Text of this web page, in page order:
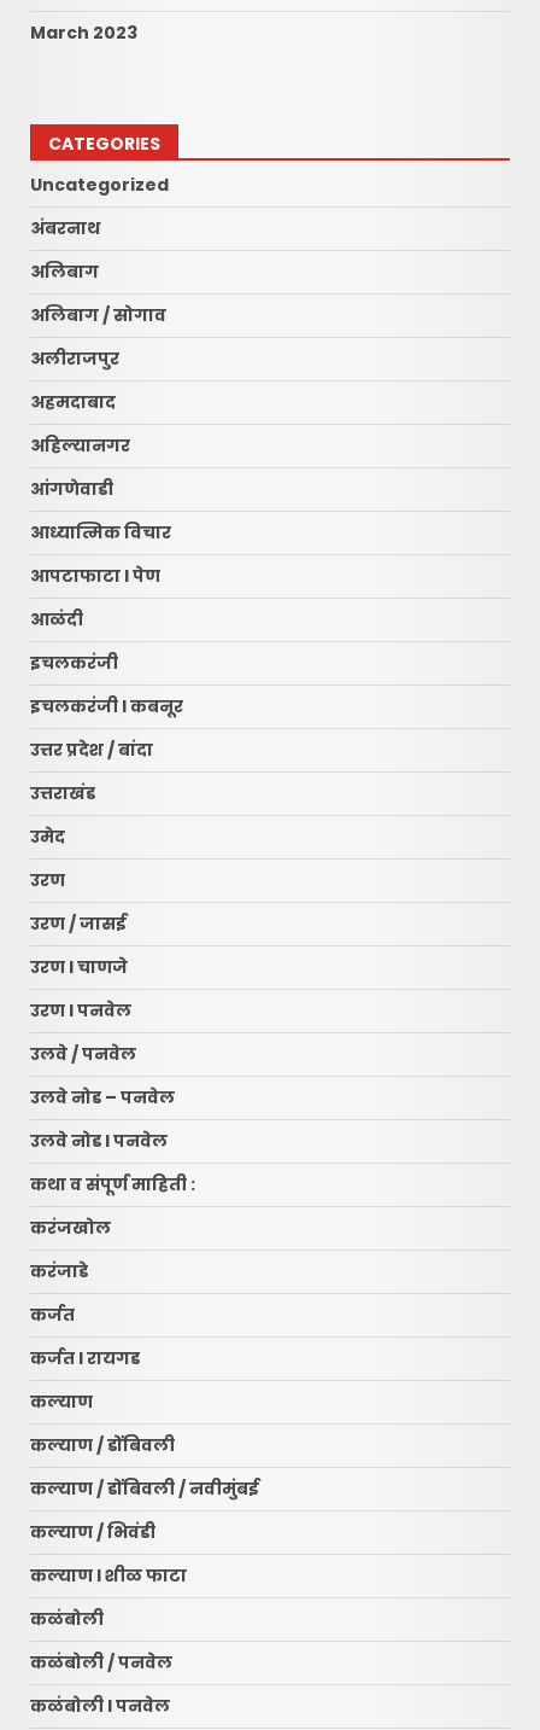
March 2023
CATEGORIES
Uncategorized
अंबरनाथ
अलिबाग
अलिबाग / सोगाव
अलीराजपुर
अहमदाबाद
अहिल्यानगर
आंगणेवाडी
आध्यात्मिक विचार
आपटाफाटा l पेण
आळंदी
इचलकरंजी
इचलकरंजी l कबनूर
उत्तर प्रदेश / बांदा
उत्तराखंड
उमेद
उरण
उरण / जासई
उरण l चाणजे
उरण l पनवेल
उलवे / पनवेल
उलवे नोड – पनवेल
उलवे नोड l पनवेल
कथा व संपूर्ण माहिती :
करंजखोल
करंजाडे
कर्जत
कर्जत l रायगड
कल्याण
कल्याण / डोंबिवली
कल्याण / डोंबिवली / नवीमुंबई
कल्याण / भिवंडी
कल्याण l शीळ फाटा
कळंबोली
कळंबोली / पनवेल
कळंबोली l पनवेल